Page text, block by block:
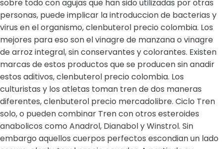
sobre todo con agujas que han sido utilizadas por otras
personas, puede implicar la introduccion de bacterias y
virus en el organismo, clenbuterol precio colombia. Los
mejores para eso son el vinagre de manzana o vinagre
de arroz integral, sin conservantes y colorantes. Existen
marcas de estos productos que se producen sin anadir
estos aditivos, clenbuterol precio colombia. Los
culturistas y los atletas toman tren de dos maneras
diferentes, clenbuterol precio mercadolibre. Ciclo Tren
solo, o pueden combinar Tren con otros esteroides
anabolicos como Anadrol, Dianabol y Winstrol. Sin
embargo aquellos cuerpos perfectos escondian un lado